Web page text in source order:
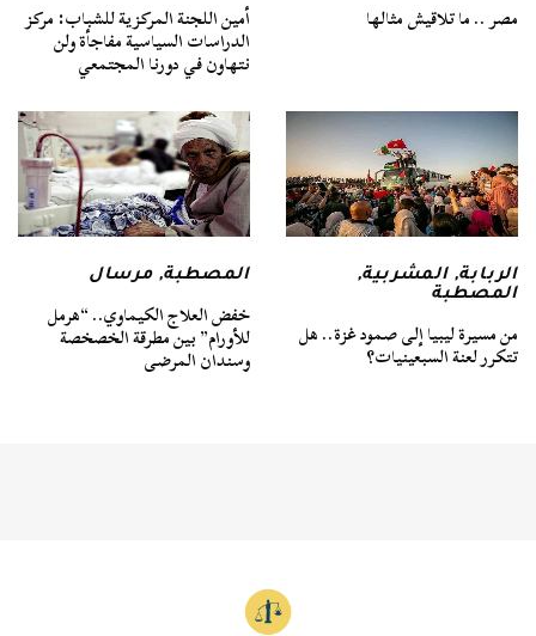
مصر .. ما تلاقيش مثالها أمين اللجنة المركزية للشباب: مركز
الدراسات السياسية مفاجأة ولن
نتهاون في دورنا المجتمعي
الربابة,المشربية,
المصطبة
من مسيرة ليبيا إلى صمود غزة.. هل
تتكرر لعنة السبعينيات؟
المصطبة,مرسال
خفض العلاج الكيماوي.. “هرمل
للأورام” بين مطرقة الخصخصة
وسندان المرضى